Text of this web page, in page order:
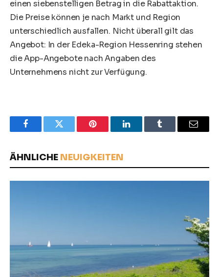
einen siebenstelligen Betrag in die Rabattaktion.
Die Preise können je nach Markt und Region
unterschiedlich ausfallen. Nicht überall gilt das
Angebot: In der Edeka-Region Hessenring stehen
die App-Angebote nach Angaben des
Unternehmens nicht zur Verfügung.
FacebookTwitter Pinterest LinkedInTumblr Email
ÄHNLICHE NEUIGKEITEN